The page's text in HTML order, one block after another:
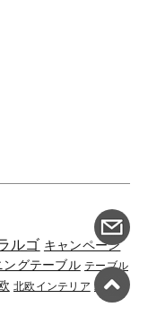
ルゴ キャンペーン
ングテーブル テーブル
北欧インテリア 北欧